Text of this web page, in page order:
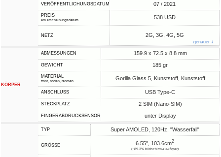
VERÖFFENTLICHUNGSDATUM 07 / 2021
PREIS
am erscheinungsdatum 538 USD
NETZ 2G, 3G, 4G, 5G
genauer ↓
KÖRPER
ABMESSUNGEN 159.9 x 72.5 x 8.8 mm
GEWICHT 185 gr
MATERIAL
front, boden, rahmen Gorilla Glass 5, Kunststoff, Kunststoff
ANSCHLUSS USB Type-C
STECKPLATZ 2 SIM (Nano-SIM)
FINGERABDRUCKSENSOR unter Display
TYP Super AMOLED, 120Hz, "Wasserfall"
GRÖSSE 6.55", 103.6cm2
(~89.3% bildschirm-zu-körper)